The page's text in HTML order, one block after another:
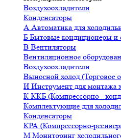
Воздухоохладители
Конденсаторы
А Автоматика для
Б Бытовые кондиционеры и
В Вентиляторы
Вентиляционное
Воздухоохладители
Выносной холод (Торговое
И Инструмент для монтажа
К ККБ (Компрессорно -
Комплектующие для
Конденсаторы
КРА (Компрессорно-
М Мониторинг